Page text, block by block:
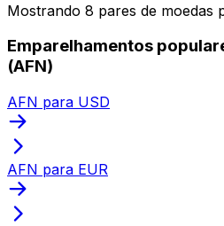
Mostrando 8 pares de moedas
Emparelhamentos
(AFN)
AFN para USD
AFN para EUR